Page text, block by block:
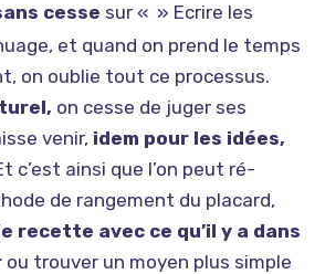
cesse sur « » Ecrire les
et quand on prend le temps
on oublie tout ce processus.
on cesse de juger ses
venir, idem pour les idées,
c’est ainsi que l’on peut ré-
de rangement du placard,
recette avec ce qu’il y a dans
ou trouver un moyen plus simple